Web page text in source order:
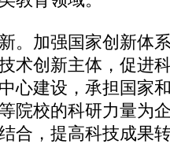
加强国家创新体
术创新主体，促进
心建设，承担国家
院校的科研力量为
合，提高科技成果